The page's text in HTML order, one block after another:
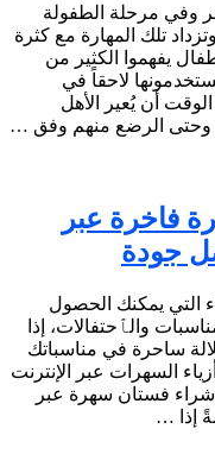
وفي مرحلة الطفولة
تلك المهارة مع كثرة
يفهموا الكثير من
لاحقاً في
أن يُعير الأهل
وحتى الرضع منهم وفق …
فاخرة عبر
جودة
التي يمكنك الحصول
والٱحتفالات، إذا
ساحرة في مناسباتك
السهرات عبر الإنترنت
فستان سهرة عبر
إذا …